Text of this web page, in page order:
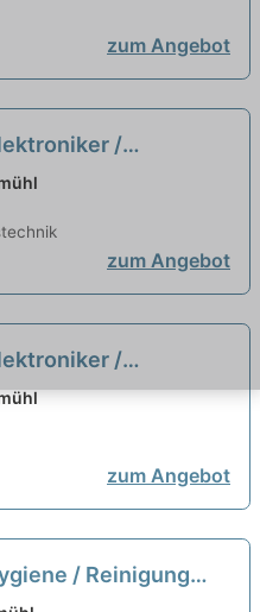
zum Angebot
/
zum Angebot
/
zum Angebot
/ Reinigung